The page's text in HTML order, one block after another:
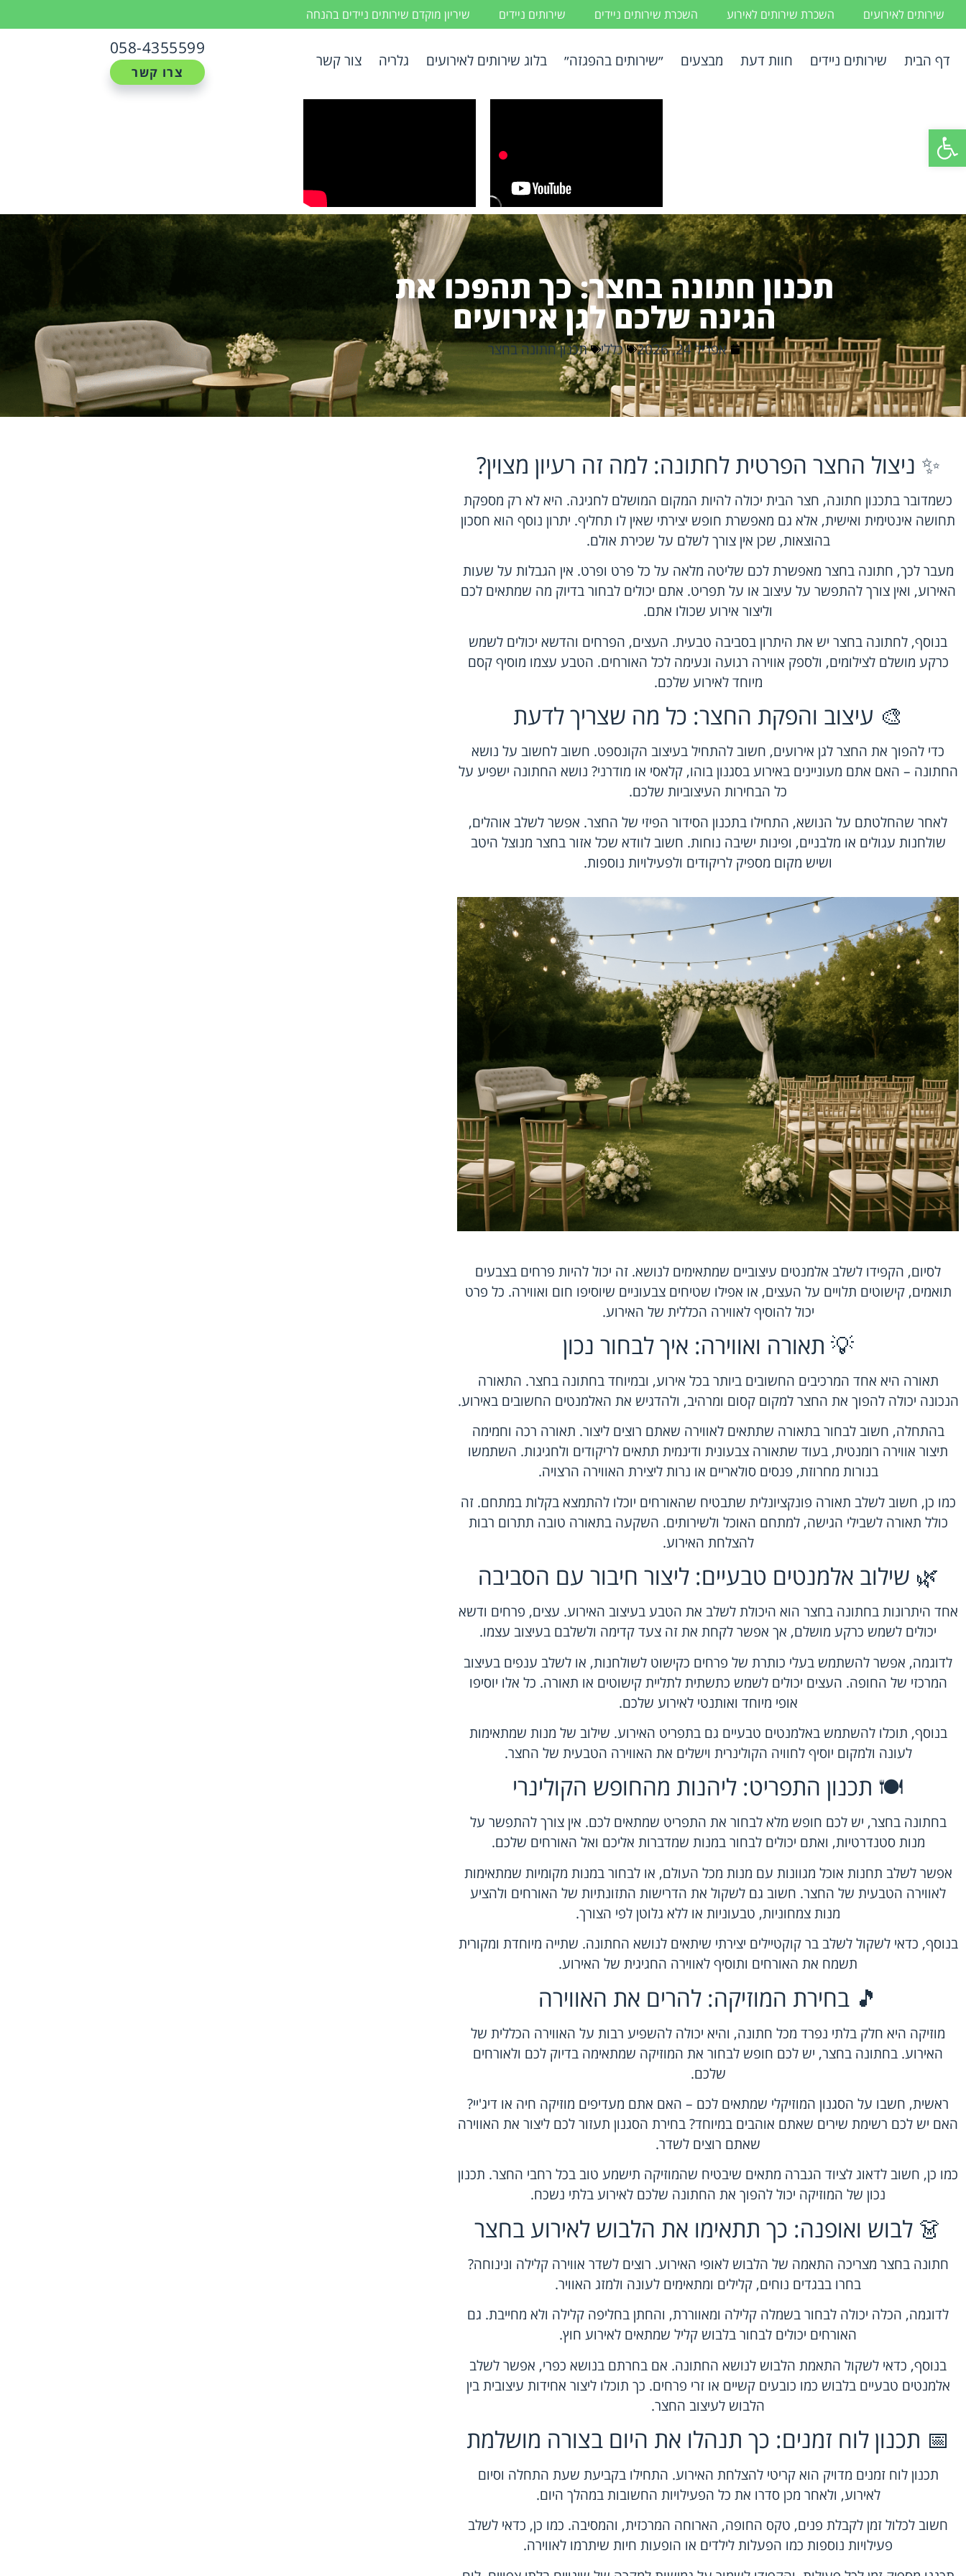
פתח סרגל נגישות
שירותים לאירועים השכרת שירותים לאירוע השכרת שירותים ניידים שירותים ניידים שיריון מוקדם שירותים ניידים בהנחה
דף הבית שירותים ניידים חוות דעת מבצעים ״שירותים בהפגזה״ בלוג שירותים לאירועים גלריה צור קשר
058-4355599
צרו קשר
תכנון חתונה בחצר: כך תהפכו את
הגינה שלכם לגן אירועים
אפריל 24, 2026 כללי תכנון חתונה בחצר
✨ ניצול החצר הפרטית לחתונה: למה זה רעיון מצוין?
כשמדובר בתכנון חתונה, חצר הבית יכולה להיות המקום המושלם לחגיגה. היא לא רק מספקת
תחושה אינטימית ואישית, אלא גם מאפשרת חופש יצירתי שאין לו תחליף. יתרון נוסף הוא חסכון
בהוצאות, שכן אין צורך לשלם על שכירת אולם.
מעבר לכך, חתונה בחצר מאפשרת לכם שליטה מלאה על כל פרט ופרט. אין הגבלות על שעות
האירוע, ואין צורך להתפשר על עיצוב או על תפריט. אתם יכולים לבחור בדיוק מה שמתאים לכם
וליצור אירוע שכולו אתם.
בנוסף, לחתונה בחצר יש את היתרון בסביבה טבעית. העצים, הפרחים והדשא יכולים לשמש
כרקע מושלם לצילומים, ולספק אווירה רגועה ונעימה לכל האורחים. הטבע עצמו מוסיף קסם
מיוחד לאירוע שלכם.
🎨 עיצוב והפקת החצר: כל מה שצריך לדעת
כדי להפוך את החצר לגן אירועים, חשוב להתחיל בעיצוב הקונספט. חשוב לחשוב על נושא
החתונה – האם אתם מעוניינים באירוע בסגנון בוהו, קלאסי או מודרני? נושא החתונה ישפיע על
כל הבחירות העיצוביות שלכם.
לאחר שהחלטתם על הנושא, התחילו בתכנון הסידור הפיזי של החצר. אפשר לשלב אוהלים,
שולחנות עגולים או מלבניים, ופינות ישיבה נוחות. חשוב לוודא שכל אזור בחצר מנוצל היטב
ושיש מקום מספיק לריקודים ולפעילויות נוספות.
לסיום, הקפידו לשלב אלמנטים עיצוביים שמתאימים לנושא. זה יכול להיות פרחים בצבעים
תואמים, קישוטים תלויים על העצים, או אפילו שטיחים צבעוניים שיוסיפו חום ואווירה. כל פרט
יכול להוסיף לאווירה הכללית של האירוע.
💡 תאורה ואווירה: איך לבחור נכון
תאורה היא אחד המרכיבים החשובים ביותר בכל אירוע, ובמיוחד בחתונה בחצר. התאורה
הנכונה יכולה להפוך את החצר למקום קסום ומרהיב, ולהדגיש את האלמנטים החשובים באירוע.
בהתחלה, חשוב לבחור בתאורה שתתאים לאווירה שאתם רוצים ליצור. תאורה רכה וחמימה
תיצור אווירה רומנטית, בעוד שתאורה צבעונית ודינמית תתאים לריקודים ולחגיגות. השתמשו
בנורות מחרוזת, פנסים סולאריים או נרות ליצירת האווירה הרצויה.
כמו כן, חשוב לשלב תאורה פונקציונלית שתבטיח שהאורחים יוכלו להתמצא בקלות במתחם. זה
כולל תאורה לשבילי הגישה, למתחם האוכל ולשירותים. השקעה בתאורה טובה תתרום רבות
להצלחת האירוע.
🌿 שילוב אלמנטים טבעיים: ליצור חיבור עם הסביבה
אחד היתרונות בחתונה בחצר הוא היכולת לשלב את הטבע בעיצוב האירוע. עצים, פרחים ודשא
יכולים לשמש כרקע מושלם, אך אפשר לקחת את זה צעד קדימה ולשלבם בעיצוב עצמו.
לדוגמה, אפשר להשתמש בעלי כותרת של פרחים כקישוט לשולחנות, או לשלב ענפים בעיצוב
המרכזי של החופה. העצים יכולים לשמש כתשתית לתליית קישוטים או תאורה. כל אלו יוסיפו
אופי מיוחד ואותנטי לאירוע שלכם.
בנוסף, תוכלו להשתמש באלמנטים טבעיים גם בתפריט האירוע. שילוב של מנות שמתאימות
לעונה ולמקום יוסיף לחוויה הקולינרית וישלים את האווירה הטבעית של החצר.
🍽️ תכנון התפריט: ליהנות מהחופש הקולינרי
בחתונה בחצר, יש לכם חופש מלא לבחור את התפריט שמתאים לכם. אין צורך להתפשר על
מנות סטנדרטיות, ואתם יכולים לבחור במנות שמדברות אליכם ואל האורחים שלכם.
אפשר לשלב תחנות אוכל מגוונות עם מנות מכל העולם, או לבחור במנות מקומיות שמתאימות
לאווירה הטבעית של החצר. חשוב גם לשקול את הדרישות התזונתיות של האורחים ולהציע
מנות צמחוניות, טבעוניות או ללא גלוטן לפי הצורך.
בנוסף, כדאי לשקול לשלב בר קוקטיילים יצירתי שיתאים לנושא החתונה. שתייה מיוחדת ומקורית
תשמח את האורחים ותוסיף לאווירה החגיגית של האירוע.
🎵 בחירת המוזיקה: להרים את האווירה
מוזיקה היא חלק בלתי נפרד מכל חתונה, והיא יכולה להשפיע רבות על האווירה הכללית של
האירוע. בחתונה בחצר, יש לכם חופש לבחור את המוזיקה שמתאימה בדיוק לכם ולאורחים
שלכם.
ראשית, חשבו על הסגנון המוזיקלי שמתאים לכם – האם אתם מעדיפים מוזיקה חיה או דיג'יי?
האם יש לכם רשימת שירים שאתם אוהבים במיוחד? בחירת הסגנון תעזור לכם ליצור את האווירה
שאתם רוצים לשדר.
כמו כן, חשוב לדאוג לציוד הגברה מתאים שיבטיח שהמוזיקה תישמע טוב בכל רחבי החצר. תכנון
נכון של המוזיקה יכול להפוך את החתונה שלכם לאירוע בלתי נשכח.
👗 לבוש ואופנה: כך תתאימו את הלבוש לאירוע בחצר
חתונה בחצר מצריכה התאמה של הלבוש לאופי האירוע. רוצים לשדר אווירה קלילה ונינוחה?
בחרו בבגדים נוחים, קלילים ומתאימים לעונה ולמזג האוויר.
לדוגמה, הכלה יכולה לבחור בשמלה קלילה ומאווררת, והחתן בחליפה קלילה ולא מחייבת. גם
האורחים יכולים לבחור בלבוש קליל שמתאים לאירוע חוץ.
בנוסף, כדאי לשקול התאמת הלבוש לנושא החתונה. אם בחרתם בנושא כפרי, אפשר לשלב
אלמנטים טבעיים בלבוש כמו כובעים קשיים או זרי פרחים. כך תוכלו ליצור אחידות עיצובית בין
הלבוש לעיצוב החצר.
📅 תכנון לוח זמנים: כך תנהלו את היום בצורה מושלמת
תכנון לוח זמנים מדויק הוא קריטי להצלחת האירוע. התחילו בקביעת שעת התחלה וסיום
לאירוע, ולאחר מכן סדרו את כל הפעילויות החשובות במהלך היום.
חשוב לכלול זמן לקבלת פנים, טקס החופה, הארוחה המרכזית, והמסיבה. כמו כן, כדאי לשלב
פעילויות נוספות כמו הפעלות לילדים או הופעות חיות שיתרמו לאווירה.